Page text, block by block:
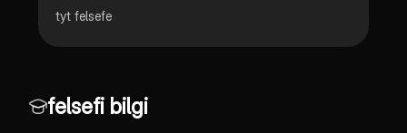
tyt felsefe
felsefi bilgi